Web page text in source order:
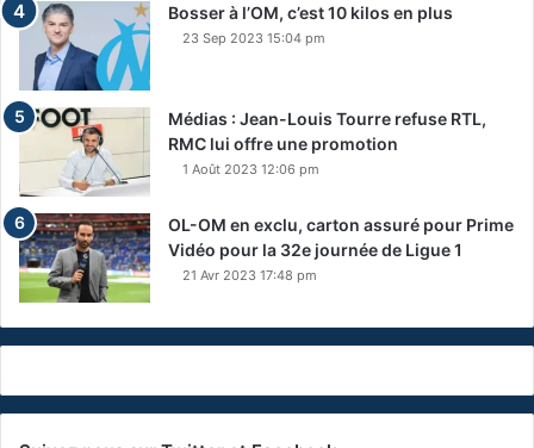
Bosser à l’OM, c’est 10 kilos en plus
23 Sep 2023 15:04 pm
Médias : Jean-Louis Tourre refuse RTL,
RMC lui offre une promotion
1 Août 2023 12:06 pm
OL-OM en exclu, carton assuré pour Prime
Vidéo pour la 32e journée de Ligue 1
21 Avr 2023 17:48 pm